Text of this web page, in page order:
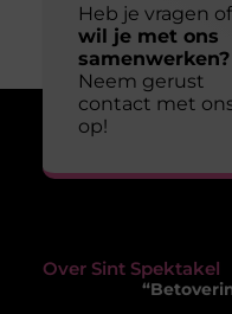
Heb je vragen of
wil je met ons
samenwerken?
Neem gerust
contact met
op!
Over Sint Spektakel